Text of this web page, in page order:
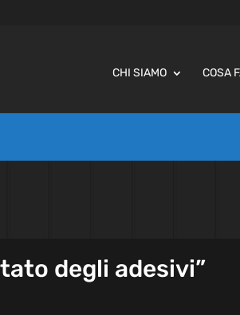
CHI SIAMO COSA
degli adesivi”